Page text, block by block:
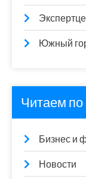
Южный
Читаем
Бизнес и
Новости